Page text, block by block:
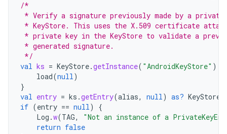
/*
* Verify a signature previously made by a
* KeyStore. This uses the X.509 certificate
* private key in the KeyStore to validate a
* generated signature.
*/
val ks = KeyStore.getInstance( "AndroidKeyStore" ).
load(null)
}
val entry = ks .getEntry(alias, null) as? KeyStore
if (entry == null)
{
Log .w(TAG,
"Not an instance of a
return false